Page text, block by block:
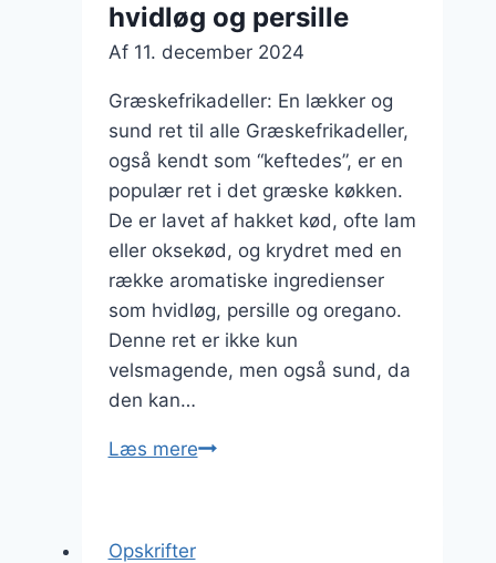
hvidløg og persille
Af 11. december 2024
Græskefrikadeller: En lækker og
sund ret til alle Græskefrikadeller,
også kendt som “keftedes”, er en
populær ret i det græske køkken.
De er lavet af hakket kød, ofte lam
eller oksekød, og krydret med en
række aromatiske ingredienser
som hvidløg, persille og oregano.
Denne ret er ikke kun
velsmagende, men også sund, da
den kan…
Læs mereGræskefrikadeller
Opskrifter